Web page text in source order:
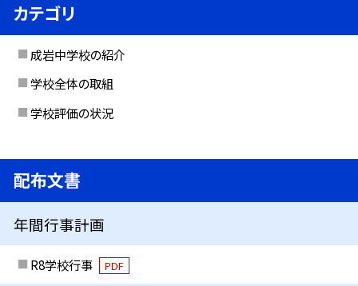
カテゴリ
成岩中学校の紹介
学校全体の取組
学校評価の状況
配布文書
年間行事計画
R8学校行事 PDF